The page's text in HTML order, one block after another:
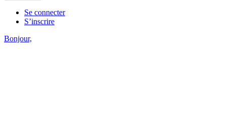
Se connecter
S’inscrire
Bonjour,